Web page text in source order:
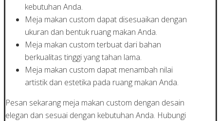
kebutuhan Anda.
Meja makan custom dapat disesuaikan dengan
ukuran dan bentuk ruang makan Anda.
Meja makan custom terbuat dari bahan
berkualitas tinggi yang tahan lama.
Meja makan custom dapat menambah nilai
artistik dan estetika pada ruang makan Anda.
Pesan sekarang meja makan custom dengan desain
elegan dan sesuai dengan kebutuhan Anda. Hubungi